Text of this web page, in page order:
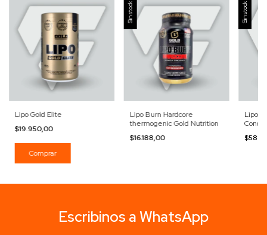
Lipo Gold Elite
$19.950,00
Sin stock
Lipo Burn Hardcore
thermogenic Gold Nutrition
$16.188,00
Sin stock
Lipo 6
Escribinos a WhatsApp